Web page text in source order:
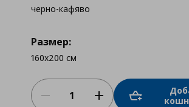
черно-кафяво
Размер:
160x200 см